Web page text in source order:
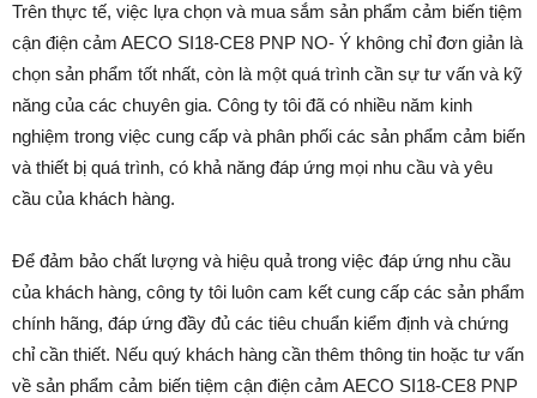
Trên thực tế, việc lựa chọn và mua sắm sản phẩm cảm biến tiệm
cận điện cảm AECO SI18-CE8 PNP NO- Ý không chỉ đơn giản là
chọn sản phẩm tốt nhất, còn là một quá trình cần sự tư vấn và kỹ
năng của các chuyên gia. Công ty tôi đã có nhiều năm kinh
nghiệm trong việc cung cấp và phân phối các sản phẩm cảm biến
và thiết bị quá trình, có khả năng đáp ứng mọi nhu cầu và yêu
cầu của khách hàng.
Để đảm bảo chất lượng và hiệu quả trong việc đáp ứng nhu cầu
của khách hàng, công ty tôi luôn cam kết cung cấp các sản phẩm
chính hãng, đáp ứng đầy đủ các tiêu chuẩn kiểm định và chứng
chỉ cần thiết. Nếu quý khách hàng cần thêm thông tin hoặc tư vấn
về sản phẩm cảm biến tiệm cận điện cảm AECO SI18-CE8 PNP